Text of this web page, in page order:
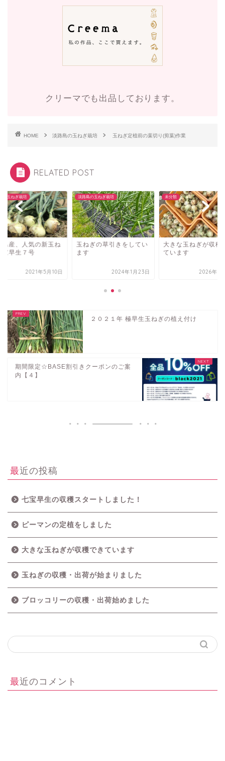
クリーマでも出品しております。
HOME 淡路島の玉ねぎ栽培 玉ねぎ定植前の葉切り(剪葉)作業
RELATED POST
の玉ねぎ栽培
島産、人気の新玉ね
宝早生７号
2021年5月10日
淡路島の玉ねぎ栽培
玉ねぎの草引きをしてい
ます
2024年1月23日
未分類
大きな玉ねぎが収穫
ています
2026年3
２０２１年 極早生玉ねぎの植え付け
期間限定☆BASE割引きクーポンのご案
内【４】
最近の投稿
七宝早生の収穫スタートしました！
ピーマンの定植をしました
大きな玉ねぎが収穫できています
玉ねぎの収穫・出荷が始まりました
ブロッコリーの収穫・出荷始めました
最近のコメント